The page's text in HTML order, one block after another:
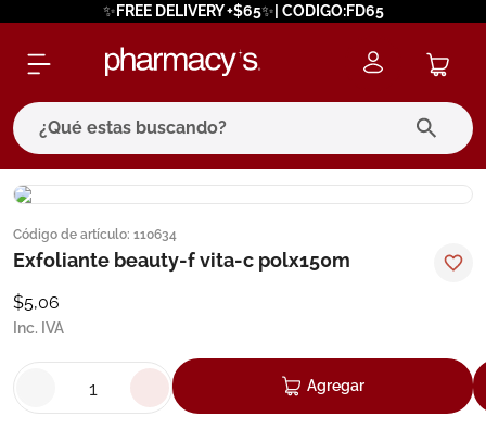
✨FREE DELIVERY +$65✨| CODIGO:FD65
¿Qué estas buscando?
Código de artículo: 110634
Exfoliante beauty-f vita-c polx150m
$5,06
Inc. IVA
Agregar
términos más buscados
1. eucerin
cerave